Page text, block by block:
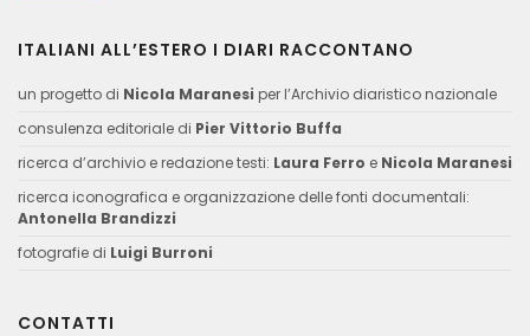
ITALIANI ALL’ESTERO I DIARI RACCONTANO
un progetto di Nicola Maranesi per l’Archivio diaristico nazionale
consulenza editoriale di Pier Vittorio Buffa
ricerca d’archivio e redazione testi: Laura Ferro e Nicola Maranesi
ricerca iconografica e organizzazione delle fonti documentali:
Antonella Brandizzi
fotografie di Luigi Burroni
CONTATTI